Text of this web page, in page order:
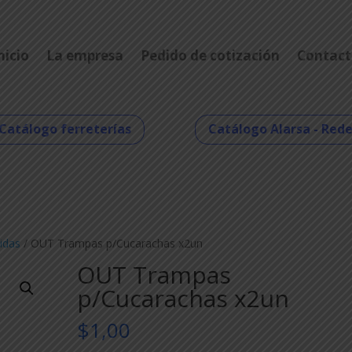
La empresa Pedido de cotización
Catálogo ferreterías Catálogo Alarsa -
/ OUT Trampas p/Cucarachas x2un
OUT Trampas
p/Cucarachas x2un
$1,00